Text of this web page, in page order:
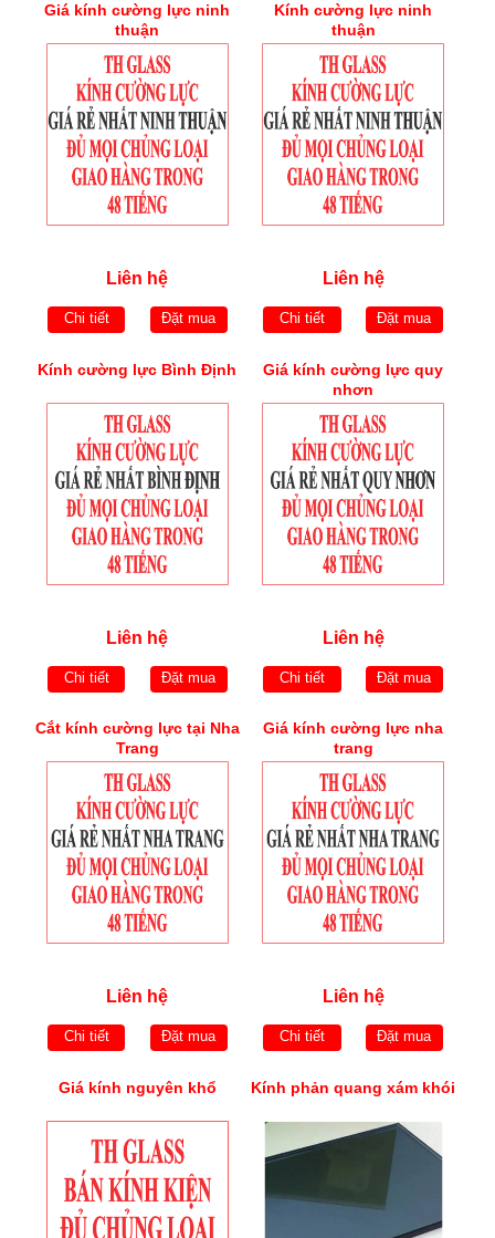
Giá kính cường lực ninh
thuận
Liên hệ
Chi tiết Đặt mua
Kính cường lực ninh
thuận
Liên hệ
Chi tiết Đặt mua
Kính cường lực Bình Định
Liên hệ
Chi tiết Đặt mua
Giá kính cường lực quy
nhơn
Liên hệ
Chi tiết Đặt mua
Cắt kính cường lực tại Nha
Trang
Liên hệ
Chi tiết Đặt mua
Giá kính cường lực nha
trang
Liên hệ
Chi tiết Đặt mua
Giá kính nguyên khổ Kính phản quang xám khói